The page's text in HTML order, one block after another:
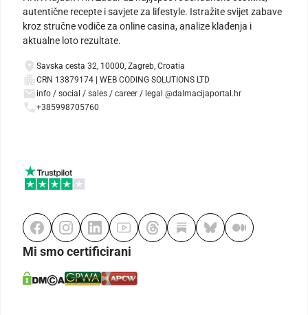
autentične recepte i savjete za lifestyle. Istražite svijet zabave
kroz stručne vodiče za online casina, analize klađenja i
aktualne loto rezultate.
Savska cesta 32, 10000, Zagreb, Croatia
CRN 13879174 | WEB CODING SOLUTIONS LTD
info / social / sales / career / legal @dalmacijaportal.hr
+385998705760
Mi smo certificirani